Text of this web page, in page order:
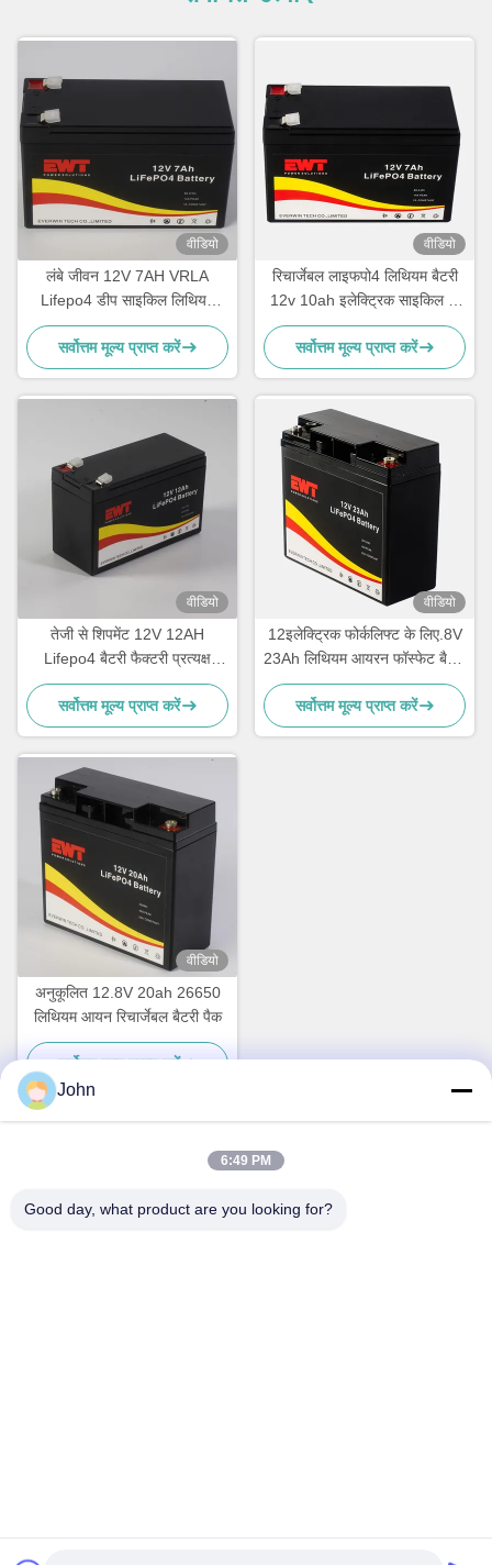
वीडियो
लंबे जीवन 12V 7AH VRLA
Lifepo4 डीप साइकिल लिथियम
आयरन फॉस्फेट बैटरी पैक
सर्वोत्तम मूल्य प्राप्त करें
वीडियो
रिचार्जेबल लाइफपो4 लिथियम बैटरी
12v 10ah इलेक्ट्रिक साइकिल के
लिए लिथियम आयरन फॉस्फेट बैटरी
पैक
सर्वोत्तम मूल्य प्राप्त करें
वीडियो
तेजी से शिपमेंट 12V 12AH
Lifepo4 बैटरी फैक्टरी प्रत्यक्ष
बिक्री
सर्वोत्तम मूल्य प्राप्त करें
वीडियो
12इलेक्ट्रिक फोर्कलिफ्ट के लिए.8V
23Ah लिथियम आयरन फॉस्फेट बैटरी
पैक
सर्वोत्तम मूल्य प्राप्त करें
वीडियो
अनुकूलित 12.8V 20ah 26650
लिथियम आयन रिचार्जेबल बैटरी पैक
सर्वोत्तम मूल्य प्राप्त करें
आपूर्तिकर्ता. कॉपीराइट © 2024-2026 Dongguan Everwin Tech Co.,
John
6:49 PM
Good day, what product are you looking for?